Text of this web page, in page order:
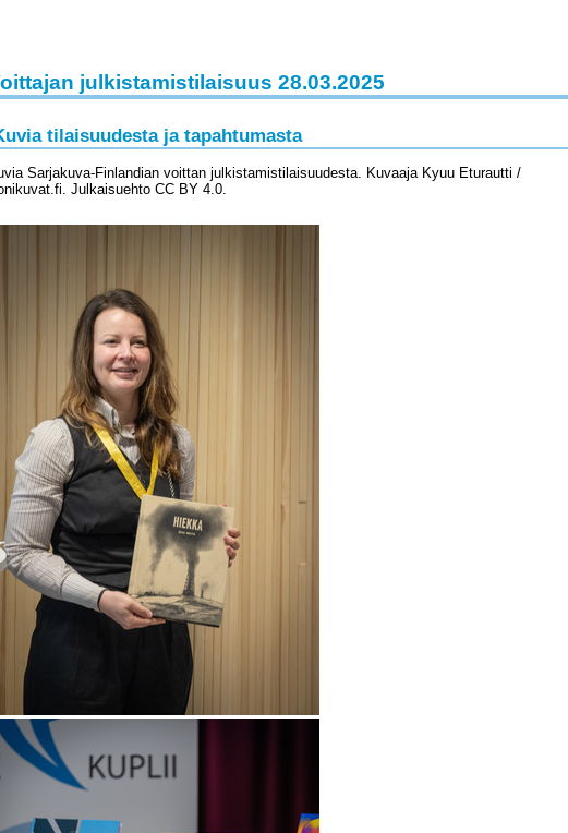
julkistamistilaisuus 28.03.2025
tilaisuudesta ja tapahtumasta
Sarjakuva-Finlandian voittan julkistamistilaisuudesta. Kuvaaja Kyuu Eturautti /
Julkaisuehto CC BY 4.0.